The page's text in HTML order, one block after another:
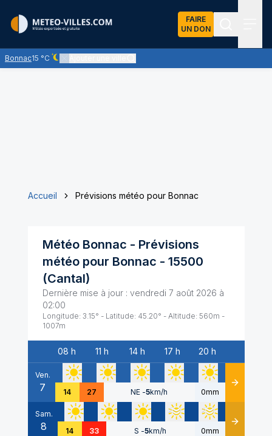
FAIRE
UN DON
Bonnac15 °C
Ciel dégagé - quasiment pas de nuages
Accueil Prévisions météo pour Bonnac
Météo Bonnac - Prévisions
météo pour Bonnac - 15500
(Cantal)
Dernière mise à jour : vendredi 7 août 2026 à
02:00
Longitude: 3.15° - Latitude: 45.20° - Altitude: 560m -
1007m
Date
08 h 11 h 14 h 17 h 20 h
Ven.
7 14 27 NE -5km/h 0mm Détails
Sam.
8 14 33 S -5km/h 0mm Détails